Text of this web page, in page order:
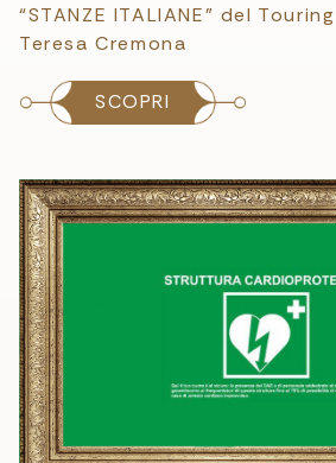
“STANZE ITALIANE” del
Teresa Cremona
SCOPRI